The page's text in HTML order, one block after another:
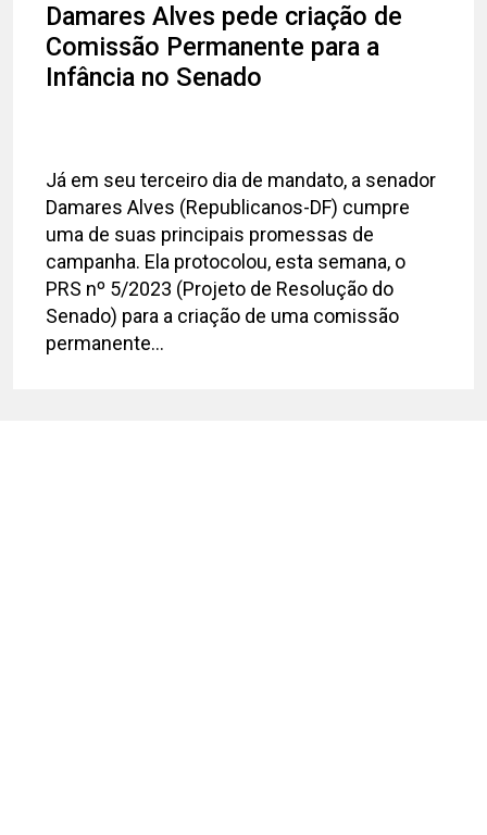
Damares Alves pede criação de
Comissão Permanente para a
Infância no Senado
Já em seu terceiro dia de mandato, a senador
Damares Alves (Republicanos-DF) cumpre
uma de suas principais promessas de
campanha. Ela protocolou, esta semana, o
PRS nº 5/2023 (Projeto de Resolução do
Senado) para a criação de uma comissão
permanente...